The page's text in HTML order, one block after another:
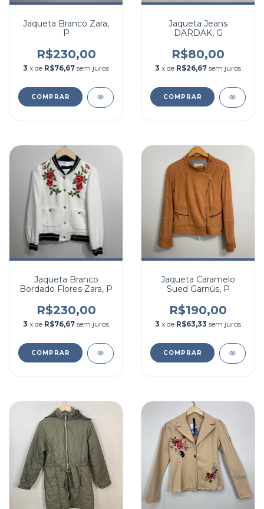
Jaqueta Branco Zara,
P
R$230,00
3 x de R$76,67 sem juros
COMPRAR
Jaqueta Jeans
DARDAK, G
R$80,00
3 x de R$26,67 sem juros
COMPRAR
Jaqueta Branco
Bordado Flores Zara, P
R$230,00
3 x de R$76,67 sem juros
COMPRAR
Jaqueta Caramelo
Sued Garnús, P
R$190,00
3 x de R$63,33 sem juros
COMPRAR